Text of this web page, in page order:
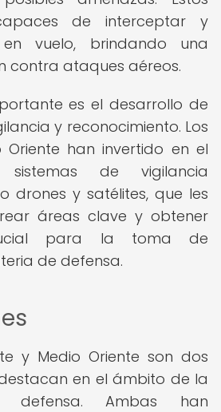
de interceptar y
vuelo, brindando una
contra ataques aéreos.
es el desarrollo de
y reconocimiento. Los
Oriente han invertido en el
de vigilancia
drones y satélites, que les
áreas clave y obtener
para la toma de
de defensa.
y Medio Oriente son dos
en el ámbito de la
defensa. Ambas han